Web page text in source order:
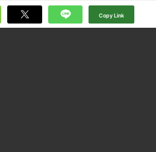
Copy Link